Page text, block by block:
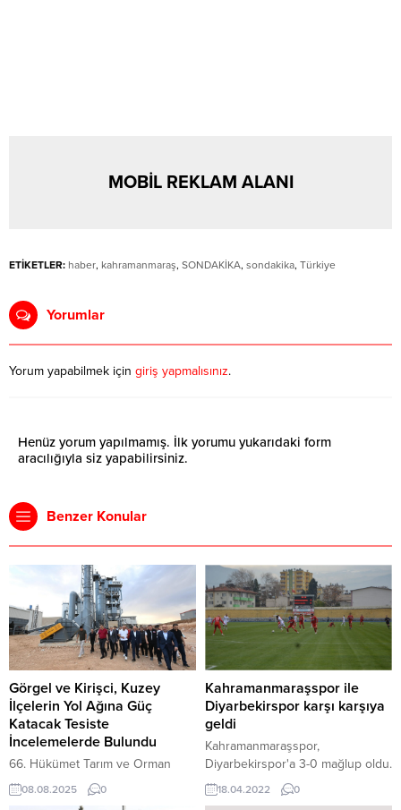
MOBİL REKLAM ALANI
ETİKETLER: haber, kahramanmaraş, SONDAKİKA, sondakika, Türkiye
Yorumlar
Yorum yapabilmek için giriş yapmalısınız.
Henüz yorum yapılmamış. İlk yorumu yukarıdaki form
aracılığıyla siz yapabilirsiniz.
Benzer Konular
Görgel ve Kirişci, Kuzey
İlçelerin Yol Ağına Güç
Katacak Tesiste
İncelemelerde Bulundu
66. Hükümet Tarım ve Orman
Bakanı Prof. Dr. Vahit Kirişci ile
Kuzey İlçeler Asfalt Üretim
08.08.2025 0
Kahramanmaraşspor ile
Diyarbekirspor karşı karşıya
geldi
Kahramanmaraşspor,
Diyarbekirspor'a 3-0 mağlup oldu.
18.04.2022 0